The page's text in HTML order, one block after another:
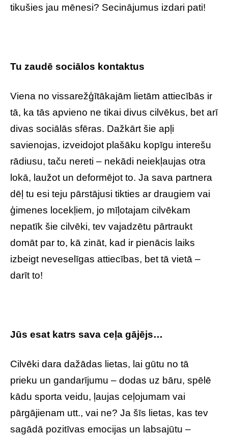
tikušies jau mēnesi? Secinājumus izdari pati!
Tu zaudē sociālos kontaktus
Viena no vissarežģītākajām lietām attiecībās ir
tā, ka tās apvieno ne tikai divus cilvēkus, bet arī
divas sociālās sfēras. Dažkārt šie apļi
savienojas, izveidojot plašāku kopīgu interešu
rādiusu, taču nereti – nekādi neiekļaujas otra
lokā, laužot un deformējot to. Ja sava partnera
dēļ tu esi teju pārstājusi tikties ar draugiem vai
ģimenes locekļiem, jo mīļotajam cilvēkam
nepatīk šie cilvēki, tev vajadzētu pārtraukt
domāt par to, kā zināt, kad ir pienācis laiks
izbeigt neveselīgas attiecības, bet tā vietā –
darīt to!
Jūs esat katrs sava ceļa gājējs…
Cilvēki dara dažādas lietas, lai gūtu no tā
prieku un gandarījumu – dodas uz bāru, spēlē
kādu sporta veidu, ļaujas ceļojumam vai
pārgājienam utt., vai ne? Ja šīs lietas, kas tev
sagādā pozitīvas emocijas un labsajūtu –